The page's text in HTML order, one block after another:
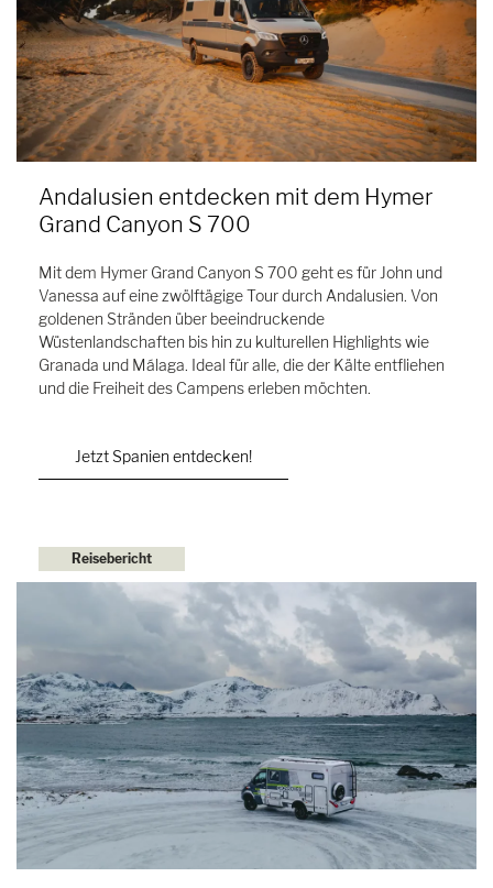
Andalusien entdecken mit dem Hymer
Grand Canyon S 700
Mit dem Hymer Grand Canyon S 700 geht es für John und
Vanessa auf eine zwölftägige Tour durch Andalusien. Von
goldenen Stränden über beeindruckende
Wüstenlandschaften bis hin zu kulturellen Highlights wie
Granada und Málaga. Ideal für alle, die der Kälte entfliehen
und die Freiheit des Campens erleben möchten.
Jetzt Spanien entdecken!
Reisebericht